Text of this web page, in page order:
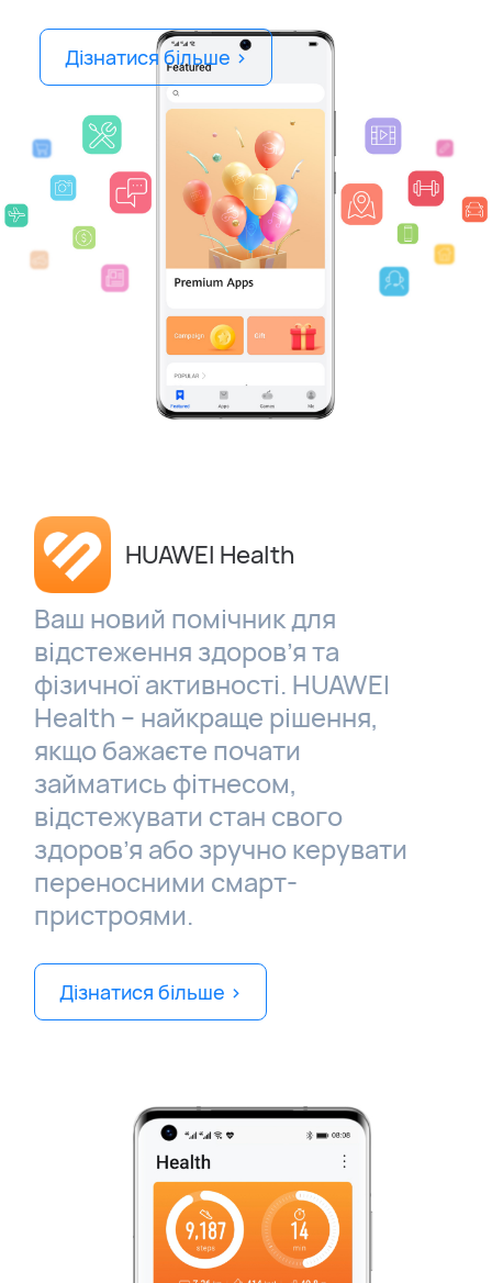
Дізнатися більше >
HUAWEI Health
Ваш новий помічник для
відстеження здоров’я та
фізичної активності. HUAWEI
Health – найкраще рішення,
якщо бажаєте почати
займатись фітнесом,
відстежувати стан свого
здоров’я або зручно керувати
переносними смарт-
пристроями.
Дізнатися більше >